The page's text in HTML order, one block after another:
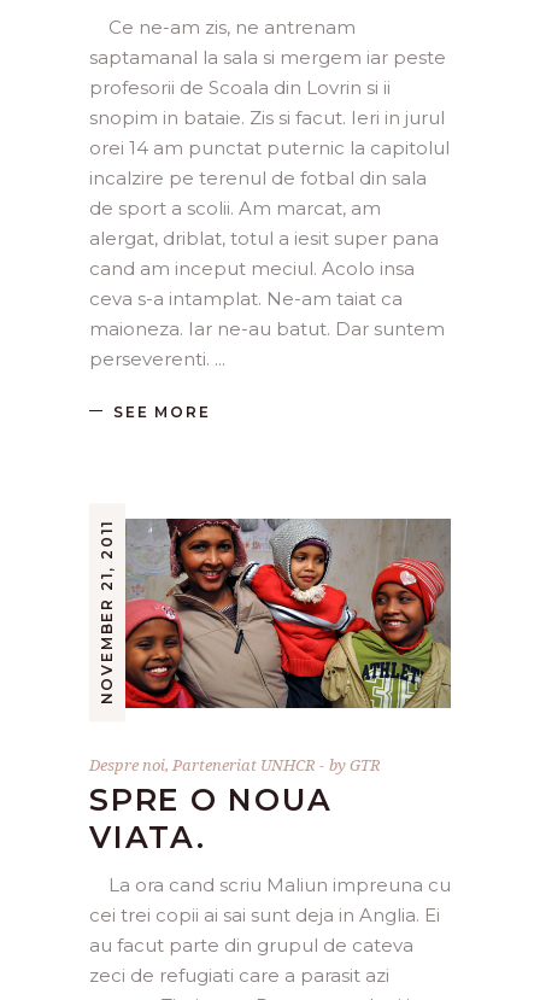
Ce ne-am zis, ne antrenam
saptamanal la sala si mergem iar peste
profesorii de Scoala din Lovrin si ii
snopim in bataie. Zis si facut. Ieri in jurul
orei 14 am punctat puternic la capitolul
incalzire pe terenul de fotbal din sala
de sport a scolii. Am marcat, am
alergat, driblat, totul a iesit super pana
cand am inceput meciul. Acolo insa
ceva s-a intamplat. Ne-am taiat ca
maioneza. Iar ne-au batut. Dar suntem
perseverenti.
SEE MORE
NOVEMBER 21, 2011
Despre noi, Parteneriat UNHCR byGTR
SPRE O NOUA
VIATA.
La ora cand scriu Maliun impreuna cu
cei trei copii ai sai sunt deja in Anglia. Ei
au facut parte din grupul de cateva
zeci de refugiati care a parasit azi